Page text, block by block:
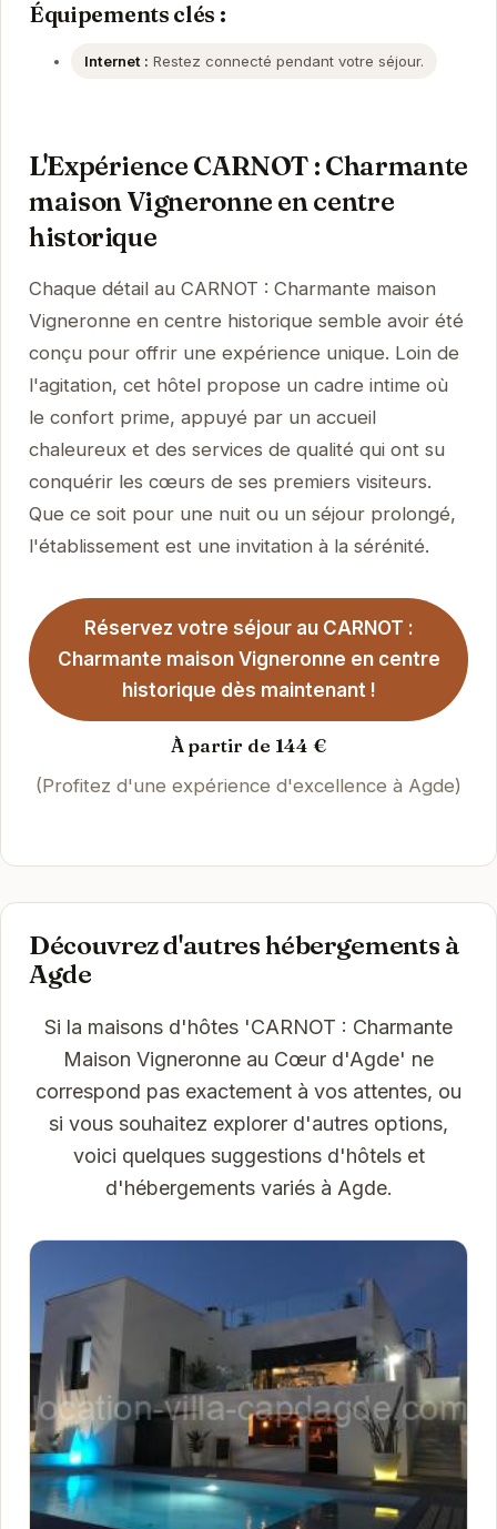
Équipements clés :
Internet : Restez connecté pendant votre séjour.
L'Expérience CARNOT : Charmante
maison Vigneronne en centre
historique
Chaque détail au CARNOT : Charmante maison
Vigneronne en centre historique semble avoir été
conçu pour offrir une expérience unique. Loin de
l'agitation, cet hôtel propose un cadre intime où
le confort prime, appuyé par un accueil
chaleureux et des services de qualité qui ont su
conquérir les cœurs de ses premiers visiteurs.
Que ce soit pour une nuit ou un séjour prolongé,
l'établissement est une invitation à la sérénité.
Réservez votre séjour au CARNOT :
Charmante maison Vigneronne en centre
historique dès maintenant !
À partir de 144 €
(Profitez d'une expérience d'excellence à Agde)
Découvrez d'autres hébergements à
Agde
Si la maisons d'hôtes 'CARNOT : Charmante
Maison Vigneronne au Cœur d'Agde' ne
correspond pas exactement à vos attentes, ou
si vous souhaitez explorer d'autres options,
voici quelques suggestions d'hôtels et
d'hébergements variés à Agde.